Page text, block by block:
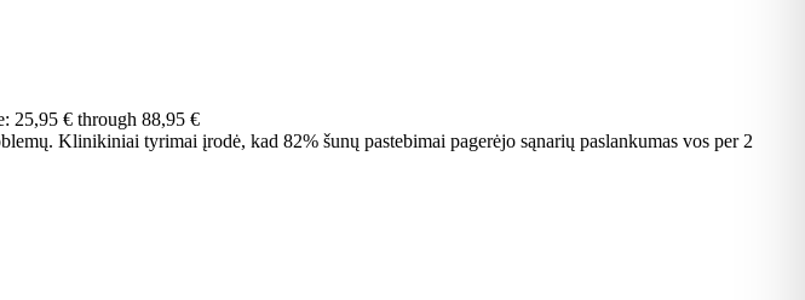
25,95 € through 88,95 €
Klinikiniai tyrimai įrodė, kad 82% šunų pastebimai pagerėjo sąnarių paslankumas vos per 2